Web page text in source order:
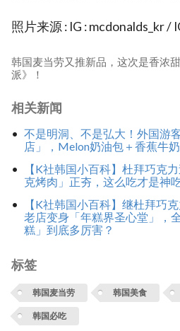
照片来源 : IG : mcdonalds_kr /
韩国麦当劳又推新品，这次是香浓
派》！
相关新闻
不是明洞、不是弘大！外国游
店」，Melon奶油包＋香蕉牛
【K社韩国小百科】杜拜巧克
克烤肉」正夯，这么吃才是神
【K社韩国小百科】继杜拜巧
老店变身「年糕界圣心堂」，
糕」到底多厉害？
标签
韩国麦当劳 韩国美食
韩国必吃